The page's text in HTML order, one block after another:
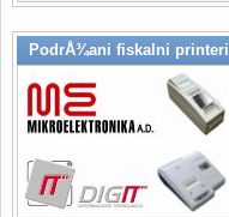
PodrÅ¾ani fiskalni printeri